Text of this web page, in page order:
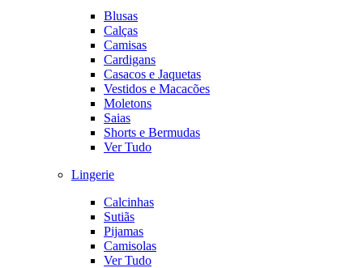
Blusas
Calças
Camisas
Cardigans
Casacos e Jaquetas
Vestidos e Macacões
Moletons
Saias
Shorts e Bermudas
Ver Tudo
Lingerie
Calcinhas
Sutiãs
Pijamas
Camisolas
Ver Tudo